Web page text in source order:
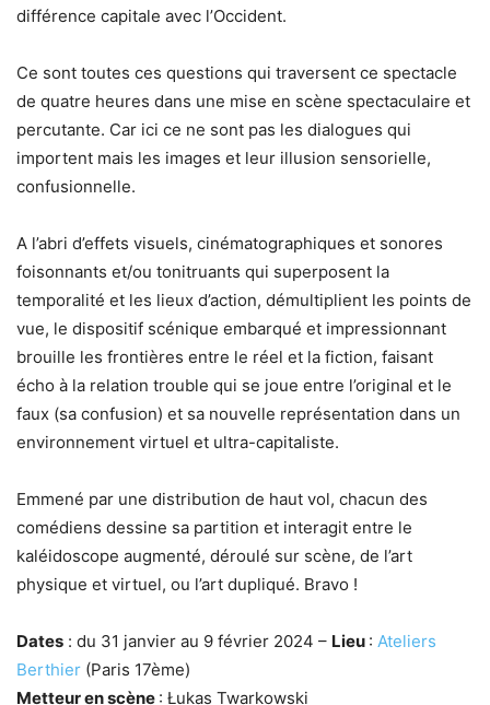
différence capitale avec l’Occident.
Ce sont toutes ces questions qui traversent ce spectacle
de quatre heures dans une mise en scène spectaculaire et
percutante. Car ici ce ne sont pas les dialogues qui
importent mais les images et leur illusion sensorielle,
confusionnelle.
A l’abri d’effets visuels, cinématographiques et sonores
foisonnants et/ou tonitruants qui superposent la
temporalité et les lieux d’action, démultiplient les points de
vue, le dispositif scénique embarqué et impressionnant
brouille les frontières entre le réel et la fiction, faisant
écho à la relation trouble qui se joue entre l’original et le
faux (sa confusion) et sa nouvelle représentation dans un
environnement virtuel et ultra-capitaliste.
Emmené par une distribution de haut vol, chacun des
comédiens dessine sa partition et interagit entre le
kaléidoscope augmenté, déroulé sur scène, de l’art
physique et virtuel, ou l’art dupliqué. Bravo !
Dates : du 31 janvier au 9 février 2024 – Lieu : Ateliers
Berthier (Paris 17ème)
Metteur en scène : Łukas Twarkowski